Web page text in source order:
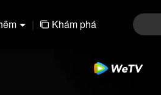
| Khám phá